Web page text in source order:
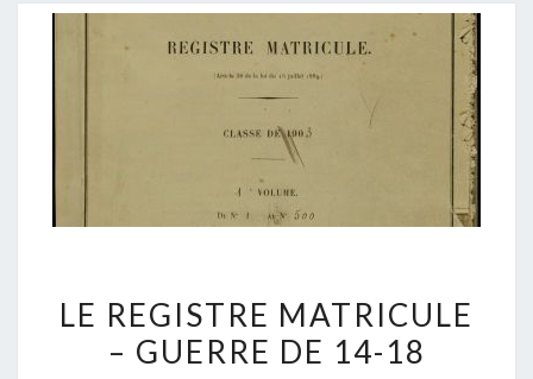
REGISTRE
MATRICULE
LE REGISTRE MATRICULE
– GUERRE DE 14-18